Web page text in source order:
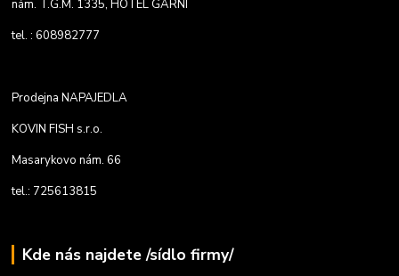
nám. T.G.M. 1335, HOTEL GARNI
tel. : 608982777
Prodejna NAPAJEDLA
KOVIN FISH s.r.o.
Masarykovo nám. 66
tel.: 725613815
Kde nás najdete /sídlo firmy/